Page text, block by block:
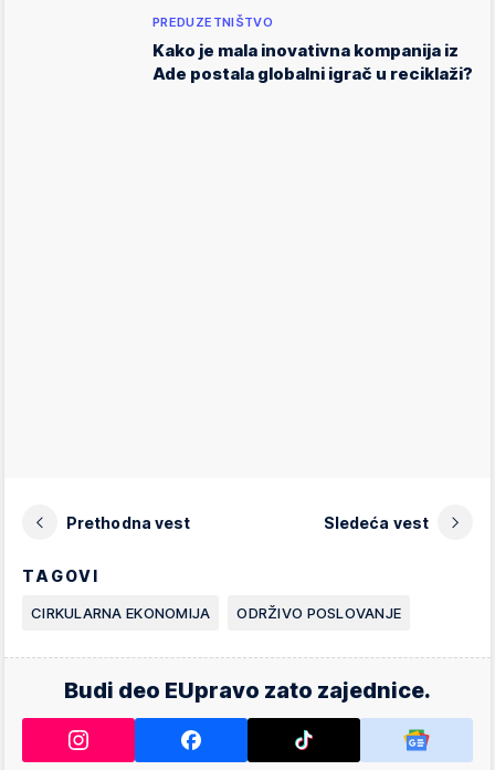
PREDUZETNIŠTVO
Kako je mala inovativna kompanija iz
Ade postala globalni igrač u reciklaži?
Prethodna vest Sledeća vest
TAGOVI
CIRKULARNA EKONOMIJA ODRŽIVO POSLOVANJE
Budi deo EUpravo zato zajednice.